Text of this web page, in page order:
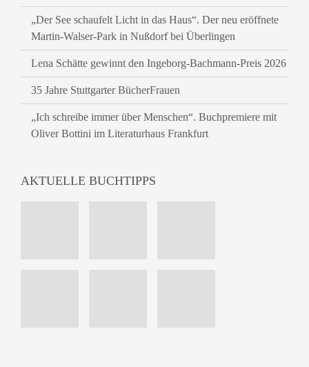
„Der See schaufelt Licht in das Haus“. Der neu eröffnete
Martin-Walser-Park in Nußdorf bei Überlingen
Lena Schätte gewinnt den Ingeborg-Bachmann-Preis 2026
35 Jahre Stuttgarter BücherFrauen
„Ich schreibe immer über Menschen“. Buchpremiere mit
Oliver Bottini im Literaturhaus Frankfurt
AKTUELLE BUCHTIPPS